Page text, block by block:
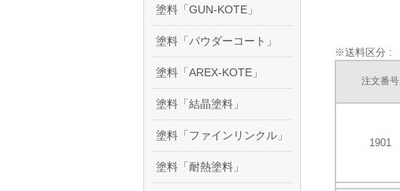
※送料区分 :
注文番号
1901
塗料「GUN-KOTE」
塗料「パウダーコート」
塗料「AREX-KOTE」
塗料「結晶塗料」
塗料「ファインリンクル」
塗料「耐熱塗料」